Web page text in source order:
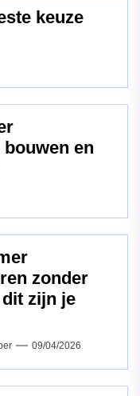
keuze
en
zonder
zijn je
09/04/2026